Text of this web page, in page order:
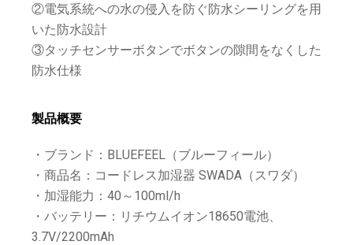
②電気系統への水の侵入を防ぐ防水シーリングを用
いた防水設計
③タッチセンサーボタンでボタンの隙間をなくした
防水仕様
製品概要
・ブランド：BLUEFEEL（ブルーフィール）
・商品名：コードレス加湿器 SWADA（スワダ）
・加湿能力：40～100ml/h
・バッテリー：リチウムイオン18650電池、
3.7V/2200mAh